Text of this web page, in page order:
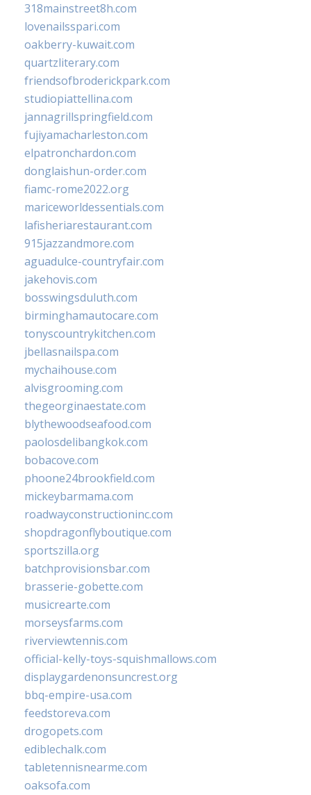
318mainstreet8h.com
lovenailsspari.com
oakberry-kuwait.com
quartzliterary.com
friendsofbroderickpark.com
studiopiattellina.com
jannagrillspringfield.com
fujiyamacharleston.com
elpatronchardon.com
donglaishun-order.com
fiamc-rome2022.org
mariceworldessentials.com
lafisheriarestaurant.com
915jazzandmore.com
aguadulce-countryfair.com
jakehovis.com
bosswingsduluth.com
birminghamautocare.com
tonyscountrykitchen.com
jbellasnailspa.com
mychaihouse.com
alvisgrooming.com
thegeorginaestate.com
blythewoodseafood.com
paolosdelibangkok.com
bobacove.com
phoone24brookfield.com
mickeybarmama.com
roadwayconstructioninc.com
shopdragonflyboutique.com
sportszilla.org
batchprovisionsbar.com
brasserie-gobette.com
musicrearte.com
morseysfarms.com
riverviewtennis.com
official-kelly-toys-squishmallows.com
displaygardenonsuncrest.org
bbq-empire-usa.com
feedstoreva.com
drogopets.com
ediblechalk.com
tabletennisnearme.com
oaksofa.com